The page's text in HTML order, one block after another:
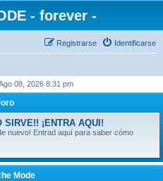
- forever -
Identificarse
Registrarse
08, 2026 8:31 pm
SIRVE!! ¡ENTRA AQUI!
nuevo! Entrad aquí para saber cómo
Mode